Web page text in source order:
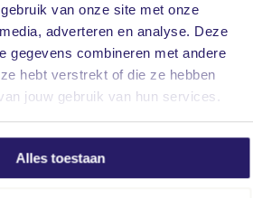
van onze site met onze
adverteren en analyse. Deze
gegevens combineren met andere
hebt verstrekt of die ze hebben
jouw gebruik van hun services.
Alles toestaan
of niet verzekert
bij schade
schadebehandelaar direct
Hij overlegt met jou hoe jouw
snelst afgewikkeld kan worden.